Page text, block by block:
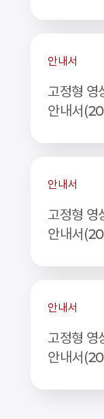
안내서
고정형 영
안내서
안내서
고정형 영
안내서
안내서
고정형 영
안내서